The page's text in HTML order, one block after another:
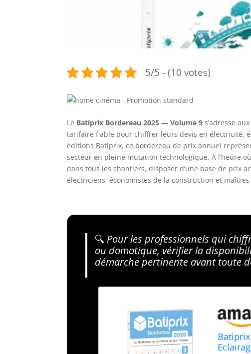
5/5 - (10 votes)
Le Batiprix Bordereau 2025 — Volume 9 s’adresse
tarifaire fiable pour chiffrer leurs devis en électricité,
éditions Batiprix, ce bordereau de prix annuel
secteur en pleine mutation technologique. À l’heure
dans tous les chantiers, disposer d’une base de prix
électriciens, économistes de la construction et maîtres
🔍 Pour les professionnels qui
ou domotique, vérifier la
démarche pertinente avant toute